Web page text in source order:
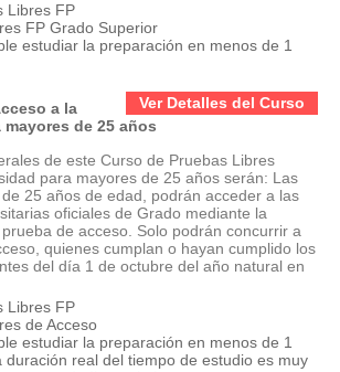
Libres FP
FP Grado Superior
estudiar la preparación en menos de 1
Ver Detalles del Curso
a la
de 25 años
de este Curso de Pruebas Libres
para mayores de 25 años serán: Las
25 años de edad, podrán acceder a las
oficiales de Grado mediante la
de acceso. Solo podrán concurrir a
quienes cumplan o hayan cumplido los
del día 1 de octubre del año natural en
Libres FP
de Acceso
estudiar la preparación en menos de 1
duración real del tiempo de estudio es muy